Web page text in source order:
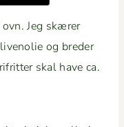
Jeg skær­er
og bred­er
skal have ca.